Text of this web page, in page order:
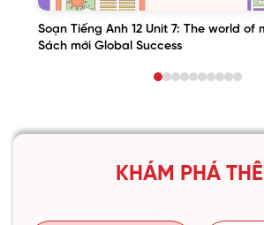
Soạn Tiếng Anh 12 Unit 7: The world of
Sách mới Global Success
KHÁM PHÁ